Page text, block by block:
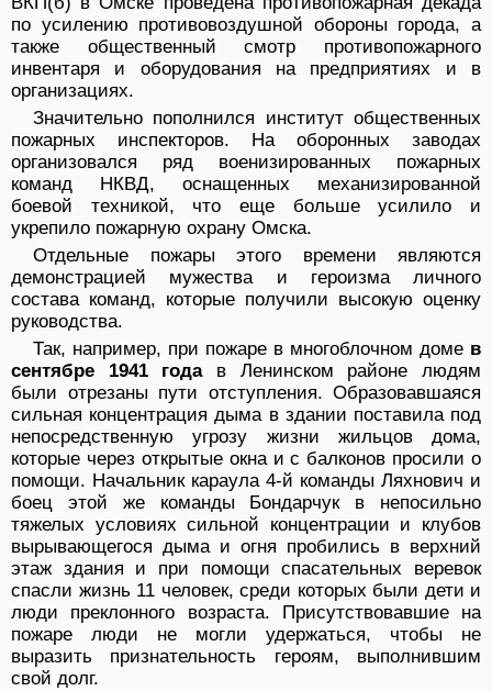
по усилению противовоз­душной обороны города, а
также общественный смотр противопожарного
инвентаря и оборудования на пред­приятиях и в
организациях.
Значительно пополнился институт общественных
пожарных инспекторов. На оборонных заводах
организовался ряд военизированных пожарных
команд НКВД, оснащенных механизированной
боевой техни­кой, что еще больше усилило и
укрепило пожарную охрану Омска.
Отдельные пожары этого времени являются
демон­страцией мужества и героизма личного
состава ко­манд, которые получили высокую оценку
руководства.
Так, например, при пожаре в многоблочном доме в
сентябре 1941 годав Ленинском районе людям
были отрезаны пути отступления. Образовавшаяся
сильная концентрация дыма в здании поставила под
непосред­ственную угрозу жизни жильцов дома,
которые через открытые окна и с балконов просили о
помощи. На­чальник караула 4-й команды Ляхнович и
боец этой же команды Бондарчук в непосильно
тяжелых усло­виях сильной концентрации и клубов
вырывающего­ся дыма и огня пробились в верхний
этаж здания и при помощи спасательных веревок
спасли жизнь 11 человек, среди которых были дети и
люди преклон­ного возраста. Присутствовавшие на
пожаре люди не могли удержаться, чтобы не
выразить признательность героям, выполнившим
свой долг.